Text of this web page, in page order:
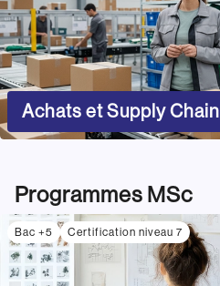
Achats et Supply Chain
Programmes MSc
Bac +5 Certification niveau 7